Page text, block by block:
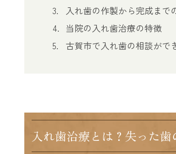
入れ歯の作製から完成まで
当院の入れ歯治療の特徴
古賀市で入れ歯の相談がで
入れ歯治療とは？失った